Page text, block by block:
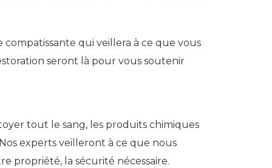
qui veillera à ce que vous
seront là pour vous soutenir
tout le sang, les produits chimiques
experts veilleront à ce que nous
propriété, la sécurité nécessaire.